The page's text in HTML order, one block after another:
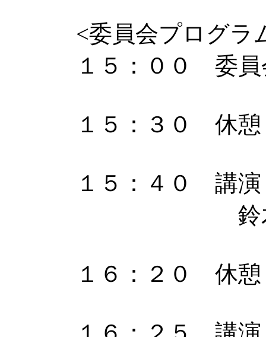
<委員会プログ
１５：００ 委員
１５：３０ 休憩
１５：４０ 講
鈴木茜、嶋
１６：２０ 休憩